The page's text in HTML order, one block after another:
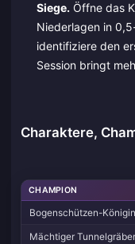
Siege. Öffne das
Niederlagen in
identifiziere den
Session bringt
Charaktere,
CHAMPION
Bogenschützen-Königin
Mächtiger Tunnelgräber